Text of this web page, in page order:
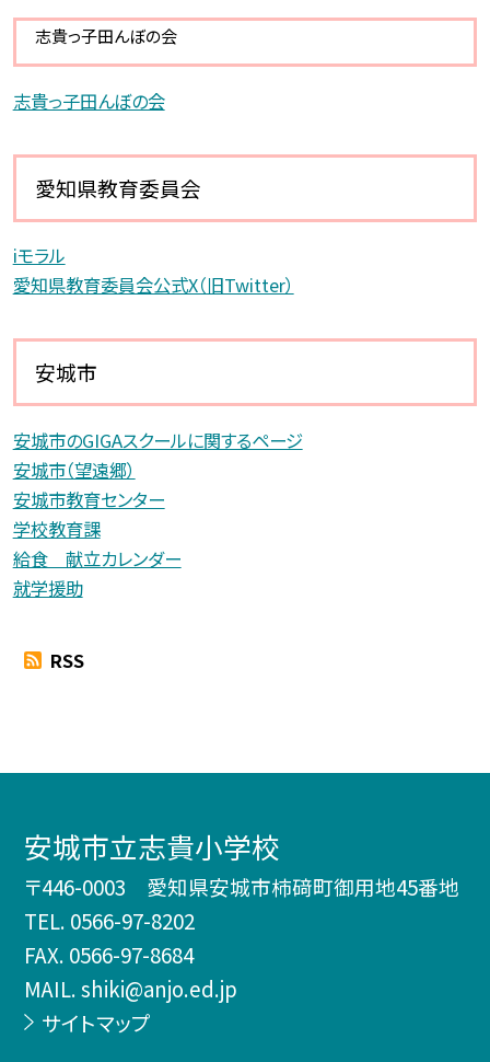
志貴っ子田んぼの会
志貴っ子田んぼの会
愛知県教育委員会
iモラル
愛知県教育委員会公式X（旧Twitter）
安城市
安城市のGIGAスクールに関するページ
安城市（望遠郷）
安城市教育センター
学校教育課
給食 献立カレンダー
就学援助
RSS
安城市立志貴小学校
〒446-0003 愛知県安城市柿𥔎町御用地45番地
TEL. 0566-97-8202
FAX. 0566-97-8684
MAIL. shiki@anjo.ed.jp
サイトマップ